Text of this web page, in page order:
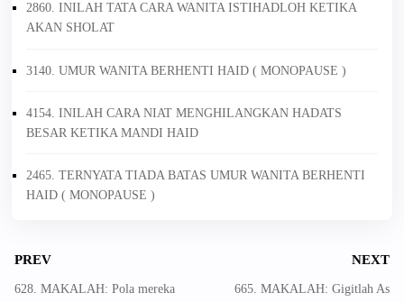
2860. INILAH TATA CARA WANITA ISTIHADLOH KETIKA
AKAN SHOLAT
3140. UMUR WANITA BERHENTI HAID ( MONOPAUSE )
4154. INILAH CARA NIAT MENGHILANGKAN HADATS
BESAR KETIKA MANDI HAID
2465. TERNYATA TIADA BATAS UMUR WANITA BERHENTI
HAID ( MONOPAUSE )
PREV
628. MAKALAH: Pola mereka
NEXT
665. MAKALAH: Gigitlah As